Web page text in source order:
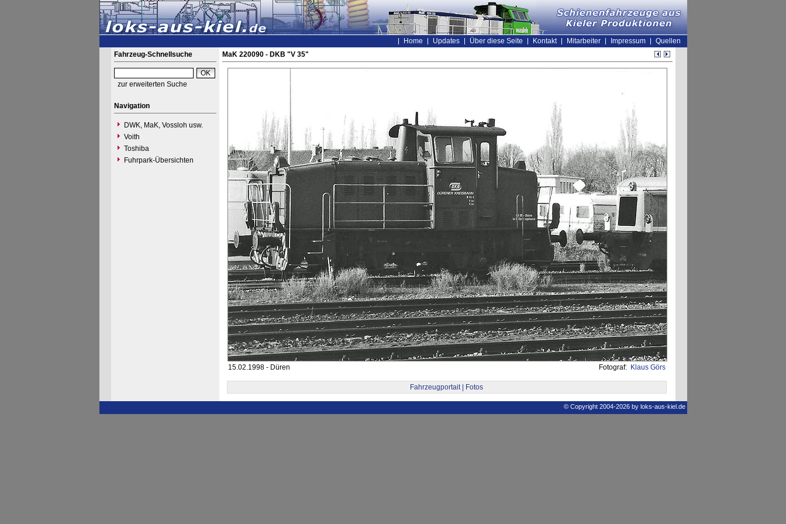
Home Updates Über diese Seite Kontakt Mitarbeiter Impressum
Quellen
Fahrzeug-Schnellsuche
zur erweiterten Suche
Navigation
DWK, MaK, Vossloh usw.
Voith
Toshiba
Fuhrpark-Übersichten
MaK 220090 - DKB "V 35"
15.02.1998 - Düren Fotograf: Klaus Görs
Fahrzeugportait | Fotos
© Copyright 2004-2026 by loks-aus-kiel.de